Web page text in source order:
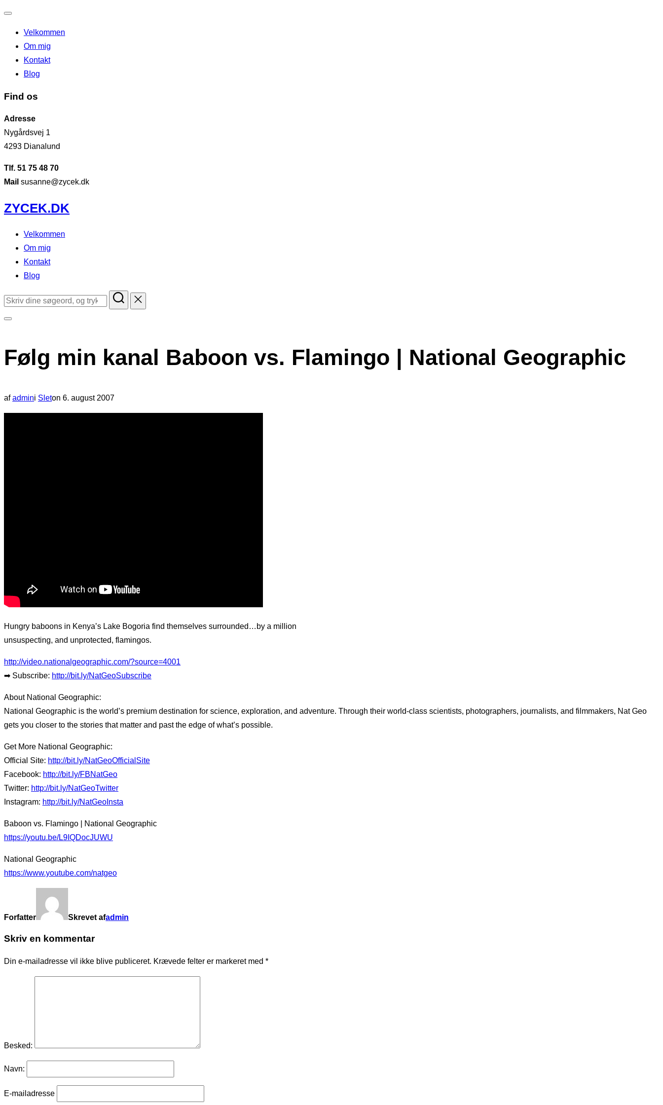
navigation
til/fra
Velkommen
Om mig
Kontakt
Blog
Find os
Adresse
Nygårdsvej 1
4293 Dianalund
Tlf. 51 75 48 70
Mail susanne@zycek.dk
Videre
til
indhold
ZYCEK.DK
Velkommen
Om mig
Kontakt
Blog
Søg
i
sidekolonne
Følg min kanal Baboon vs. Flamingo | National Geographic
afadmini Sleton Udgivet
d.
6. august 2007
Hungry baboons in Kenya’s Lake Bogoria find themselves surrounded…by a million
unsuspecting, and unprotected, flamingos.
http://video.nationalgeographic.com/?source=4001
➡ Subscribe: http://bit.ly/NatGeoSubscribe
About National Geographic:
National Geographic is the world’s premium destination for science, exploration, and adventure. Through their world-class scientists, photographers, journalists, and filmmakers, Nat Geo
gets you closer to the stories that matter and past the edge of what’s possible.
Get More National Geographic:
Official Site: http://bit.ly/NatGeoOfficialSite
Facebook: http://bit.ly/FBNatGeo
Twitter: http://bit.ly/NatGeoTwitter
Instagram: http://bit.ly/NatGeoInsta
Baboon vs. Flamingo | National Geographic
https://youtu.be/L9IQDocJUWU
National Geographic
https://www.youtube.com/natgeo
Forfatter Skrevet afadmin
Skriv en kommentar
Din e-mailadresse vil ikke blive publiceret. Krævede felter er markeret med *
Besked:
Navn:
E-mailadresse